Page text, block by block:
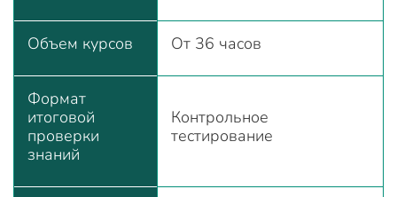
Объем курсов От 36 часов
Формат
итоговой
проверки
знаний
Контрольное
тестирование